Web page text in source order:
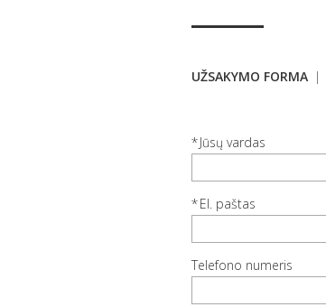
UŽSAKYMO FORMA
Jūsų vardas
El. paštas
Telefono numeris